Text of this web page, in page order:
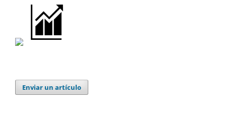
Enviar un artículo